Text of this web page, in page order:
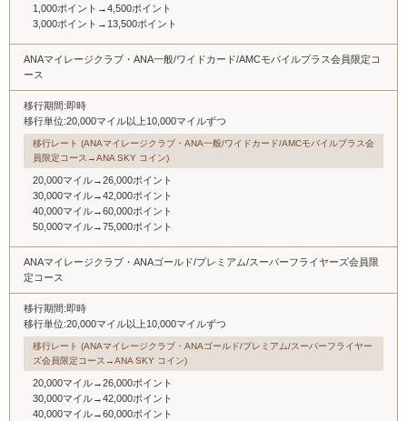
1,000ポイント→4,500ポイント
3,000ポイント→13,500ポイント
ANAマイレージクラブ・ANA一般/ワイドカード/AMCモバイルプラス会員限定コ
ース
移行期間:即時
移行単位:20,000マイル以上10,000マイルずつ
移行レート (ANAマイレージクラブ・ANA一般/ワイドカード/AMCモバイルプラス会
員限定コース→ANA SKY コイン)
20,000マイル→26,000ポイント
30,000マイル→42,000ポイント
40,000マイル→60,000ポイント
50,000マイル→75,000ポイント
ANAマイレージクラブ・ANAゴールド/プレミアム/スーパーフライヤーズ会員限
定コース
移行期間:即時
移行単位:20,000マイル以上10,000マイルずつ
移行レート (ANAマイレージクラブ・ANAゴールド/プレミアム/スーパーフライヤー
ズ会員限定コース→ANA SKY コイン)
20,000マイル→26,000ポイント
30,000マイル→42,000ポイント
40,000マイル→60,000ポイント